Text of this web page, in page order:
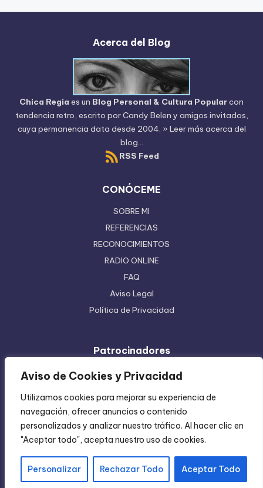
Aviso de Cookies y Privacidad
Utilizamos cookies para mejorar su experiencia de
navegación, ofrecer anuncios o contenido
personalizados y analizar nuestro tráfico. Al hacer clic en
"Aceptar todo", acepta nuestro uso de cookies.
Personalizar Rechazar Todo Aceptar Todo
Acerca del Blog
Chica Regia es un Blog Personal & Cultura Popularcon
tendencia retro, escrito porCandy Belen y amigos invitados,
cuya permanencia data desde 2004. » Leer más acerca del
blog...
RSS Feed
CONÓCEME
SOBRE MI
REFERENCIAS
RECONOCIMIENTOS
RADIO ONLINE
FAQ
Aviso Legal
Política de Privacidad
Patrocinadores
Ferretera Centenario de Monterrey
Inyección de Plástico
Mundo Impreso
Directorio de Coatzintla
Copyright 2004-2026 —Chica Regia . All rights reserved.